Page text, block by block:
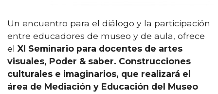
Un encuentro para el diálogo y la participación
entre educadores de museo y de aula, ofrece
el XI Seminario para docentes de artes
visuales, Poder & saber. Construcciones
culturales e imaginarios, que realizará el
área de Mediación y Educación del Museo